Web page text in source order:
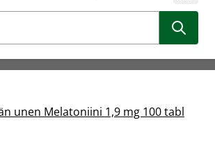
unen Melatoniini 1,9 mg 100 tabl